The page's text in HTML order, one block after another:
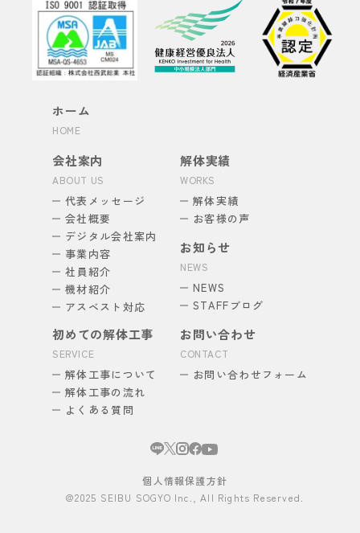
ホーム
HOME
会社案内
ABOUT US
代表メッセージ
会社概要
デジタル会社案内
事業内容
社員紹介
機材紹介
アスベスト対応
初めての解体工事
SERVICE
解体工事について
解体工事の流れ
よくある質問
解体実績
WORKS
解体実績
お客様の声
お知らせ
NEWS
NEWS
STAFFブログ
お問い合わせ
CONTACT
お問い合わせフォーム
個人情報保護方針
@2025 SEIBU SOGYO Inc., All Rights Reserved.